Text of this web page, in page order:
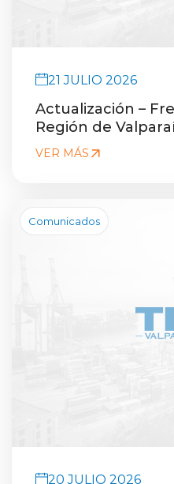
21 JULIO 2026
Actualización –
Región de
VER MÁS
Comunicados
20 JULIO 2026